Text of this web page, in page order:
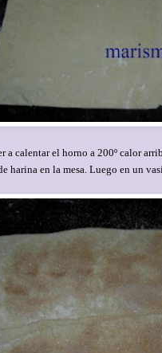
a calentar el horno a 200º calor
harina en la mesa. Luego en un